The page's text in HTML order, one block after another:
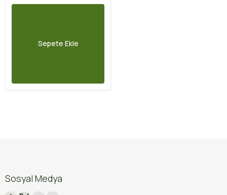
Sepete Ekle
Sosyal Medya